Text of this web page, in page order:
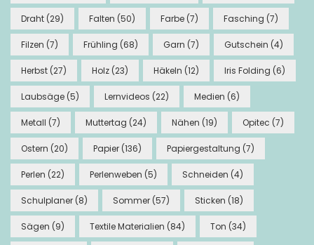
Draht (29) Falten (50) Farbe (7) Fasching (7)
Filzen (7) Frühling (68) Garn (7) Gutschein (4)
Herbst (27) Holz (23) Häkeln (12) Iris Folding (6)
Laubsäge (5) Lernvideos (22) Medien (6)
Metall (7) Muttertag (24) Nähen (19) Opitec (7)
Ostern (20) Papier (136) Papiergestaltung (7)
Perlen (22) Perlenweben (5) Schneiden (4)
Schulplaner (8) Sommer (57) Sticken (18)
Sägen (9) Textile Materialien (84) Ton (34)